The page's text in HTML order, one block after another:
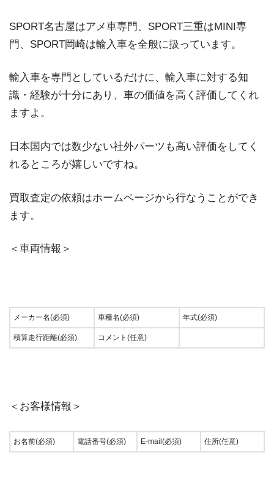
SPORT名古屋はアメ車専門、SPORT三重はMINI専
門、SPORT岡崎は輸入車を全般に扱っています。
輸入車を専門としているだけに、輸入車に対する知
識・経験が十分にあり、車の価値を高く評価してくれ
ますよ。
日本国内では数少ない社外パーツも高い評価をしてく
れるところが嬉しいですね。
買取査定の依頼はホームページから行なうことができ
ます。
＜車両情報＞
メーカー名(必須) 車種名(必須) 年式(必須)
積算走行距離(必須) コメント(任意)
＜お客様情報＞
お名前(必須) 電話番号(必須) E-mail(必須) 住所(任意)